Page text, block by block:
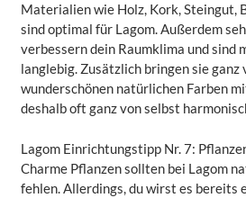
Materialien wie Holz, Kork, Steingut,
sind optimal für Lagom. Außerdem
verbessern dein Raumklima und sind
langlebig. Zusätzlich bringen sie ganz
wunderschönen natürlichen Farben
deshalb oft ganz von selbst
Lagom Einrichtungstipp Nr. 7:
Charme Pflanzen sollten bei Lagom
fehlen. Allerdings, du wirst es bereits